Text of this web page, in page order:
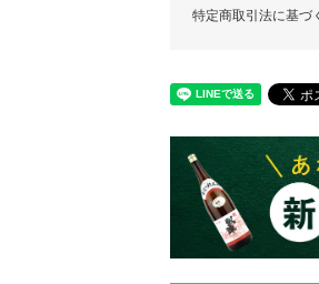
特定商取引法に基づ